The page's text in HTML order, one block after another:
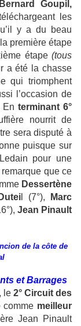
Goupil,
les
y a du beau
première étape
étape (tous
a été la chasse
qui triomphent
l’occasion de
Enterminant 6°
nourrit de
sera disputé à
puisque sur
pour une
que ce
Dessertène
Dutei l (7°),
Marc
Jean Pinault
de la côte de
et Barrages
le 2° Circuit des
comme meilleur
Jean Pinault